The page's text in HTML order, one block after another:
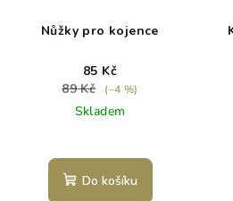
Nůžky pro kojence
85 Kč
89 Kč
(–4 %)
Skladem
Do košíku